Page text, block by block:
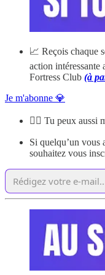
📈 Reçois chaque
action intéressante
Fortress Club (à
Je m'abonne 💎
🙋‍♂️ Tu peux aussi
Si quelqu’un vous
souhaitez vous